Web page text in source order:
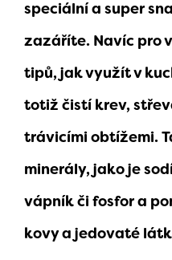
speciální a super
zazáříte. Navíc pro
tipů, jak využít v
totiž čistí krev,
trávicími obtížemi.
minerály, jako je
vápník či fosfor a
kovy a jedovaté